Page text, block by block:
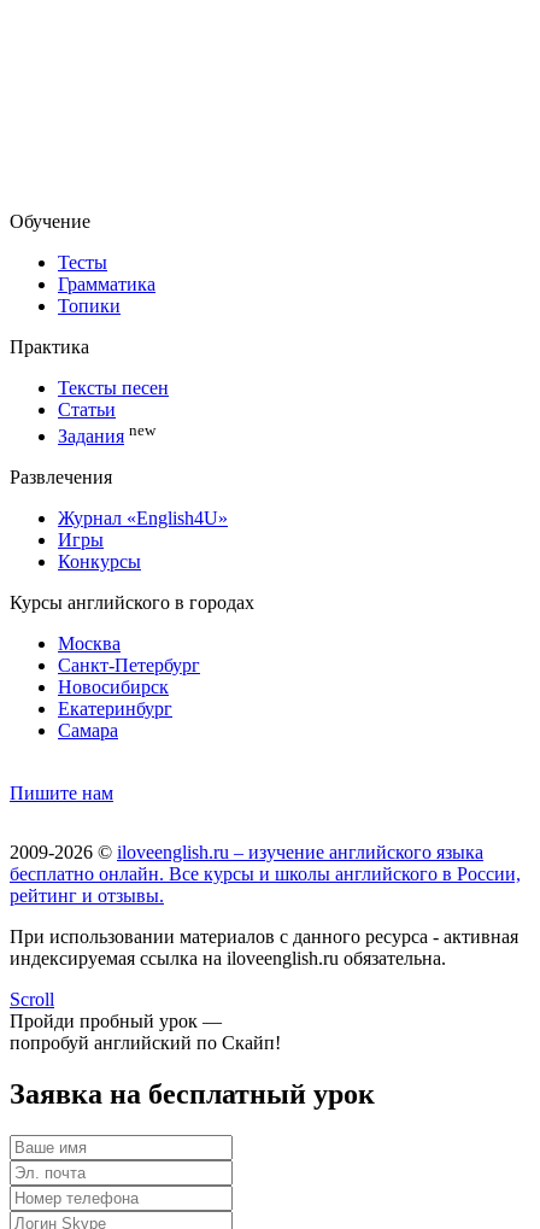
Обучение
Тесты
Грамматика
Топики
Практика
Тексты песен
Статьи
Задания new
Развлечения
Журнал «English4U»
Игры
Конкурсы
Курсы английского в городах
Москва
Санкт-Петербург
Новосибирск
Екатеринбург
Самара
Пишите нам
2009-2026 © iloveenglish.ru – изучение английского языка
бесплатно онлайн. Все курсы и школы английского в России,
рейтинг и отзывы.
При использовании материалов с данного ресурса - активная
индексируемая ссылка на iloveenglish.ru обязательна.
Scroll
Пройди пробный урок —
попробуй английский по Скайп!
Заявка на бесплатный урок